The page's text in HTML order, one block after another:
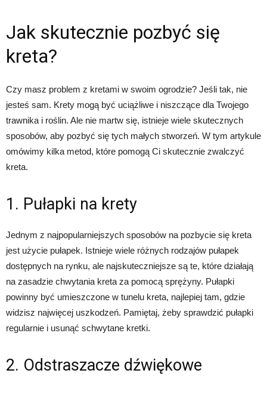
Jak skutecznie pozbyć się
kreta?
Czy masz problem z kretami w swoim ogrodzie? Jeśli tak, nie
jesteś sam. Krety mogą być uciążliwe i niszczące dla Twojego
trawnika i roślin. Ale nie martw się, istnieje wiele skutecznych
sposobów, aby pozbyć się tych małych stworzeń. W tym artykule
omówimy kilka metod, które pomogą Ci skutecznie zwalczyć
kreta.
1. Pułapki na krety
Jednym z najpopularniejszych sposobów na pozbycie się kreta
jest użycie pułapek. Istnieje wiele różnych rodzajów pułapek
dostępnych na rynku, ale najskuteczniejsze są te, które działają
na zasadzie chwytania kreta za pomocą sprężyny. Pułapki
powinny być umieszczone w tunelu kreta, najlepiej tam, gdzie
widzisz najwięcej uszkodzeń. Pamiętaj, żeby sprawdzić pułapki
regularnie i usunąć schwytane kretki.
2. Odstraszacze dźwiękowe